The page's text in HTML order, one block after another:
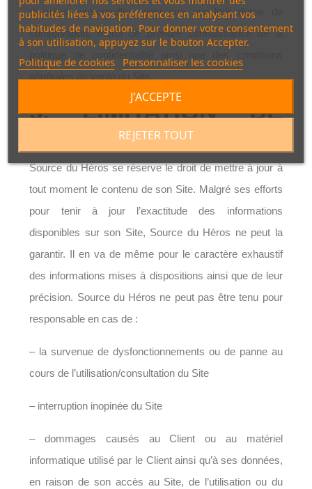
données personnelles ainsi que sur leur durée de
conservation, merci de prendre connaissance de la
5. LIMITATION DE
RESPONSABILITÉ
Source du Héros se réserve le droit de mettre à jour à
tout moment le contenu de son Site. Malgré ses efforts
pour tenir à jour l’exactitude des informations
disponibles sur son Site, Source du Héros ne peut la
garantir. Il en va de même pour le caractère exhaustif
des informations mises à dispositions ainsi que de leur
précision. Source du Héros ne peut pas être tenu pour
responsable en cas de :
– la survenue de dysfonctionnements ou de panne au
cours de l’utilisation/consultation du Site
– interruption inopinée du Site
– dommages causés au Client ou au matériel
informatique utilisé par le Client ainsi qu’à ses données,
en raison de son accès au Site, de l’utilisation ou du
publicités liées à vos préférences en analysant vos
habitudes de navigation. Pour donner votre consentement
à son utilisation, appuyez sur le bouton Accepter.
Politique de cookies Personnaliser les cookies
REJETER TOUT
J'ACCEPTE